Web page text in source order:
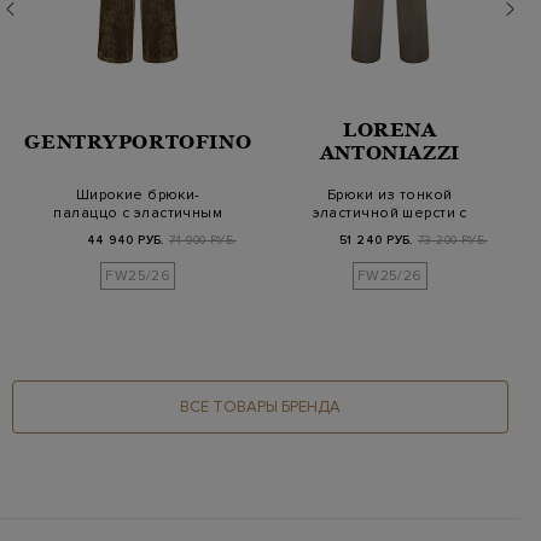
GENTRYPORTOFINO
Широкие брюки-
палаццо с эластичным
44 940 РУБ. 74 900 РУБ.
FW25/26
LORENA
ANTONIAZZI
Брюки из тонкой
эластичной шерсти с
51 240 РУБ. 73 200 РУБ.
FW25/26
ВСЕ ТОВАРЫ БРЕНДА